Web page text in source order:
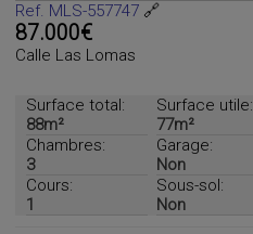
Ref. MLS-557747 🔗
87.000€
Calle Las Lomas
Surface total:
88m²
Surface utile:
77m²
Chambres:
3
Garage:
Non
Cours:
1
Sous-sol:
Non